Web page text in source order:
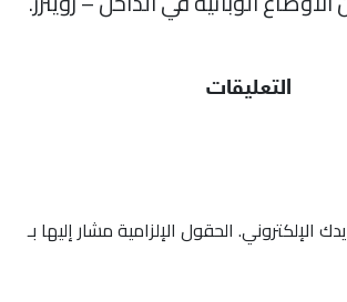
التعليقات
الإلكتروني. الحقول الإلزامية مشار إليها بـ